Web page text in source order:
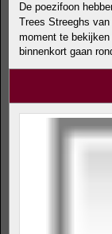
De poezifoon
Trees Streeghs van
moment te bekijken
binnenkort gaan